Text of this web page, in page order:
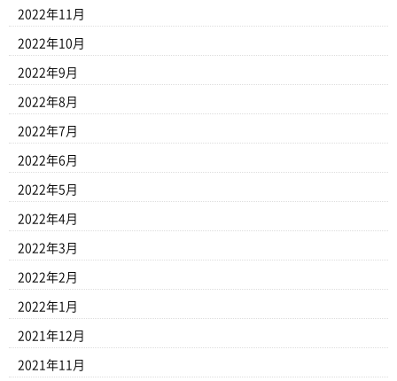
2022年11月
2022年10月
2022年9月
2022年8月
2022年7月
2022年6月
2022年5月
2022年4月
2022年3月
2022年2月
2022年1月
2021年12月
2021年11月